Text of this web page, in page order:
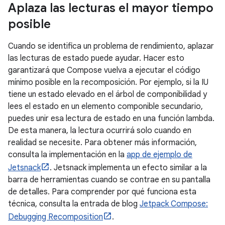
Aplaza las lecturas el mayor tiempo
posible
Cuando se identifica un problema de rendimiento, aplazar
las lecturas de estado puede ayudar. Hacer esto
garantizará que Compose vuelva a ejecutar el código
mínimo posible en la recomposición. Por ejemplo, si la IU
tiene un estado elevado en el árbol de componibilidad y
lees el estado en un elemento componible secundario,
puedes unir esa lectura de estado en una función lambda.
De esta manera, la lectura ocurrirá solo cuando en
realidad se necesite. Para obtener más información,
consulta la implementación en la app de ejemplo de
Jetsnack
. Jetsnack implementa un efecto similar a la
barra de herramientas cuando se contrae en su pantalla
de detalles. Para comprender por qué funciona esta
técnica, consulta la entrada de blog Jetpack Compose:
Debugging Recomposition
.